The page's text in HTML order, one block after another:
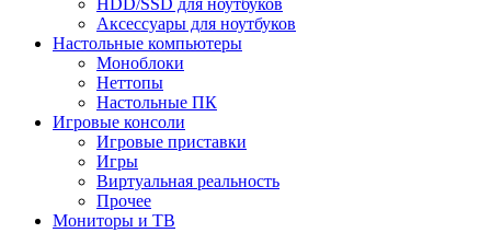
HDD/SSD для ноутбуков
Аксессуары для ноутбуков
Настольные компьютеры
Моноблоки
Неттопы
Настольные ПК
Игровые консоли
Игровые приставки
Игры
Виртуальная реальность
Прочее
Мониторы и ТВ